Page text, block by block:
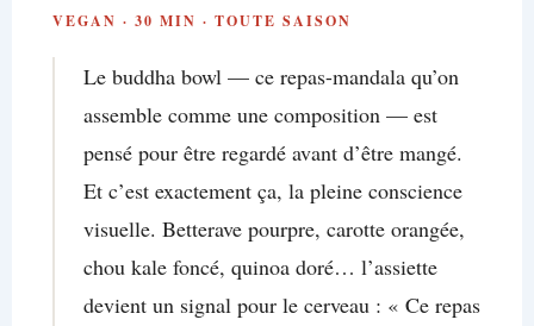
VEGAN · 30 MIN · TOUTE SAISON
Le buddha bowl — ce repas-mandala qu’on
assemble comme une composition — est
pensé pour être regardé avant d’être mangé.
Et c’est exactement ça, la pleine conscience
visuelle. Betterave pourpre, carotte orangée,
chou kale foncé, quinoa doré… l’assiette
devient un signal pour le cerveau : « Ce repas